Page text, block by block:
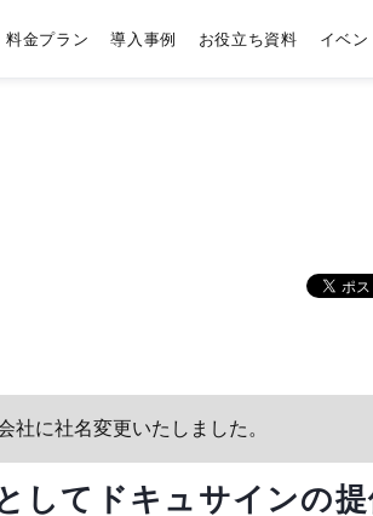
料金プラン 導入事例 お役立ち資料 イベン
に社名変更いたしました。
してドキュサインの